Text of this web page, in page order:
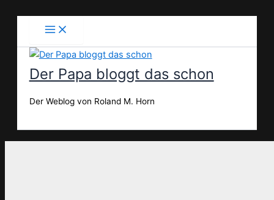
Der Papa bloggt das schon
Der Weblog von Roland M. Horn